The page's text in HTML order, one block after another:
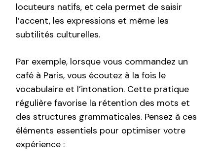
locuteurs natifs, et cela permet de saisir
l’accent, les expressions et même les
subtilités culturelles.
Par exemple, lorsque vous commandez un
café à Paris, vous écoutez à la fois le
vocabulaire et l’intonation. Cette pratique
régulière favorise la rétention des mots et
des structures grammaticales. Pensez à ces
éléments essentiels pour optimiser votre
expérience :